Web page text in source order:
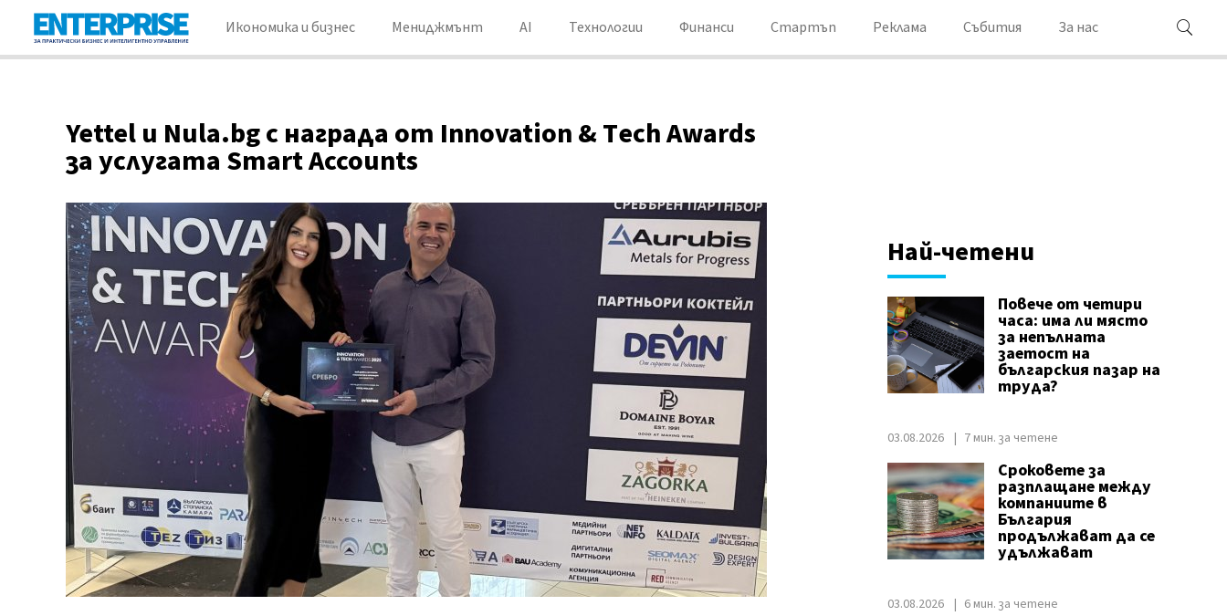
Икономика и бизнес Мениджмънт AI Технологии Финанси Стартъп Реклама Събития За нас
Yettel и Nula.bg с награда от Innovation & Тech Аwards
за услугата Smart Accounts
Най-четени
Повече от четири
часа: има ли място
за непълната
заетост на
българския пазар на
труда?
03.08.2026 7 мин. за четене
Сроковете за
разплащане между
компаниите в
България
продължават да се
удължават
03.08.2026 6 мин. за четене